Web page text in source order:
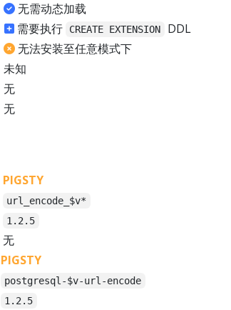
无需动态加载
需要执行 CREATE EXTENSION
DDL
无法安装至任意模式下
未知
无
无
PIGSTY
url_encode_$v*
1.2.5
无
PIGSTY
postgresql-$v-url-encode
1.2.5